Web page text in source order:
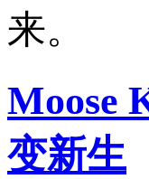
来。
Moose
变新生